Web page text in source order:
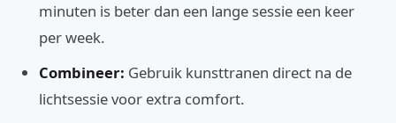
minuten is beter dan een lange sessie een keer
per week.
Combineer: Gebruik kunsttranen direct na de
lichtsessie voor extra comfort.